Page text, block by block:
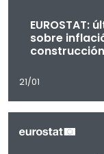
sobre
21/01